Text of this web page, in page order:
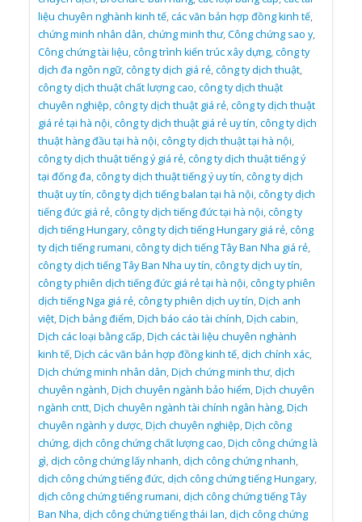
liệu chuyên nghành kinh tế,các văn bản hợp đồng kinh tế,
chứng minh nhân dân,chứng minh thư,Công chứng sao y,
Công chứng tài liệu,công trình kiến trúc xây dựng,công ty
dịch đa ngôn ngữ,công ty dịch giá rẻ,công ty dịch thuật,
công ty dịch thuật chất lượng cao,công ty dịch thuật
chuyên nghiệp,công ty dịch thuật giá rẻ,công ty dịch thuật
giá rẻ tại hà nội,công ty dịch thuật giá rẻ uy tín,công ty dịch
thuật hàng đầu tại hà nội,công ty dịch thuật tại hà nội,
công ty dịch thuật tiếng ý giá rẻ,công ty dịch thuật tiếng ý
tại đống đa,công ty dịch thuật tiếng ý uy tín,công ty dịch
thuật uy tín,công ty dịch tiếng balan tại hà nội,công ty dịch
tiếng đức giá rẻ,công ty dịch tiếng đức tại hà nội,công ty
dịch tiếng Hungary,công ty dịch tiếng Hungary giá rẻ,công
ty dịch tiếng rumani,công ty dịch tiếng Tây Ban Nha giá rẻ,
công ty dịch tiếng Tây Ban Nha uy tín,công ty dịch uy tín,
công ty phiên dịch tiếng đức giá rẻ tại hà nội,công ty phiên
dịch tiếng Nga giá rẻ,công ty phiên dịch uy tín,Dịch anh
việt,Dịch bảng điểm,Dịch báo cáo tài chính,Dịch cabin,
Dịch các loại bằng cấp,Dịch các tài liệu chuyên nghành
kinh tế,Dịch các văn bản hợp đồng kinh tế,dịch chính xác,
Dịch chứng minh nhân dân,Dịch chứng minh thư,dịch
chuyên ngành,Dịch chuyên ngành bảo hiểm,Dịch chuyên
ngành cntt,Dịch chuyên ngành tài chính ngân hàng,Dịch
chuyên ngành y dược,Dịch chuyên nghiệp,Dịch công
chứng,dịch công chứng chất lượng cao,Dịch công chứng là
gì,dịch công chứng lấy nhanh,dịch công chứng nhanh,
dịch công chứng tiếng đức,dịch công chứng tiếng Hungary,
dịch công chứng tiếng rumani,dịch công chứng tiếng Tây
Ban Nha,dịch công chứng tiếng thái lan,dịch công chứng